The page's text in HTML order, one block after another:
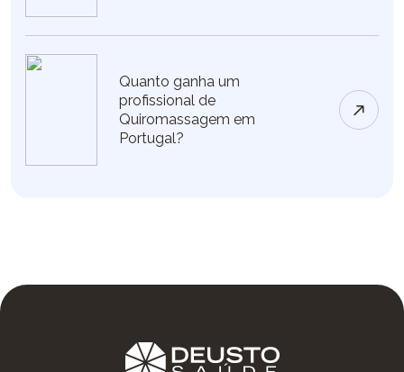
Quanto ganha um
profissional de
Quiromassagem em
Portugal?